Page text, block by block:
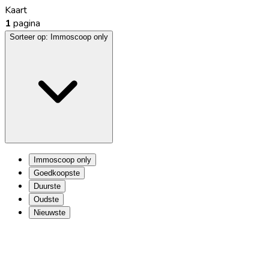
Kaart
1 pagina
Sorteer op: Immoscoop only
Immoscoop only
Goedkoopste
Duurste
Oudste
Nieuwste